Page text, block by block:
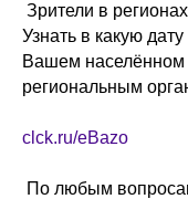
Зрители в
Узнать в какую
Вашем населённом
региональным
clck.ru/eBazo
По любым